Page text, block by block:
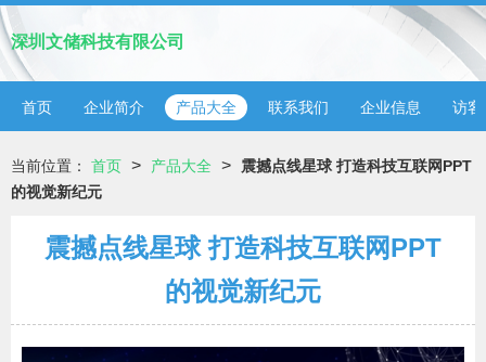
深圳文储科技有限公司
首页 企业简介 产品大全 联系我们 企业信息 访客
当前位置： 首页 > 产品大全 >
震撼点线星球 打造科技互联网PPT
的视觉新纪元
震撼点线星球 打造科技互联网PPT
的视觉新纪元